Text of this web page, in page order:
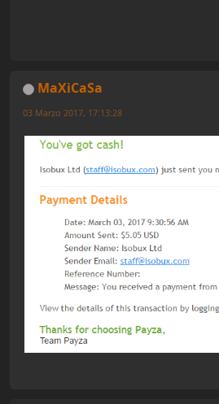
MaXiCaSa
03 Marzo 2017, 17:13:28